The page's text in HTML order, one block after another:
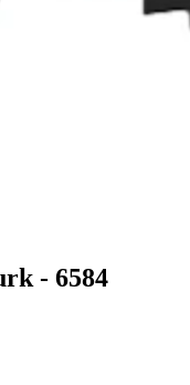
- 6584